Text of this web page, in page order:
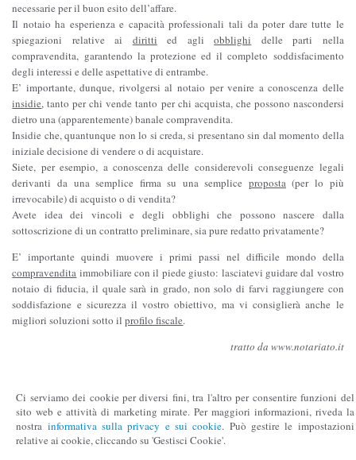
Ci serviamo dei cookie per diversi fini, tra l'altro per consentire funzioni del
sito web e attività di marketing mirate. Per maggiori informazioni, riveda la
nostra informativa sulla privacy e sui cookie. Può gestire le impostazioni
relative ai cookie, cliccando su 'Gestisci Cookie'.
necessarie per il buon esito dell’affare.
Il notaio ha esperienza e capacità professionali tali da poter dare tutte le
spiegazioni relative ai diritti ed agliobblighi delle parti nella
compravendita, garantendo la protezione ed il completo soddisfacimento
degli interessi e delle aspettative di entrambe.
E’ importante, dunque, rivolgersi al notaio per venire a conoscenza delle
insidie, tanto per chi vende tanto per chi acquista, che possono nascondersi
dietro una (apparentemente) banale compravendita.
Insidie che, quantunque non lo si creda, si presentano sin dal momento della
iniziale decisione di vendere o di acquistare.
Siete, per esempio, a conoscenza delle considerevoli conseguenze legali
derivanti da una semplice firma su una semplice proposta(per lo più
irrevocabile) di acquisto o di vendita?
Avete idea dei vincoli e degli obblighi che possono nascere dalla
sottoscrizione di un contratto preliminare, sia pure redatto privatamente?
E’ importante quindi muovere i primi passi nel difficile mondo della
compravendita immobiliare con il piede giusto: lasciatevi guidare dal vostro
notaio di fiducia, il quale sarà in grado, non solo di farvi raggiungere con
soddisfazione e sicurezza il vostro obiettivo, ma vi consiglierà anche le
migliori soluzioni sotto ilprofilo fiscale.
tratto da www.notariato.it
Studio Notarile D'Auria
mdauria@notariato.it
Napoli - Via Guantai Nuovi, 16 -80133